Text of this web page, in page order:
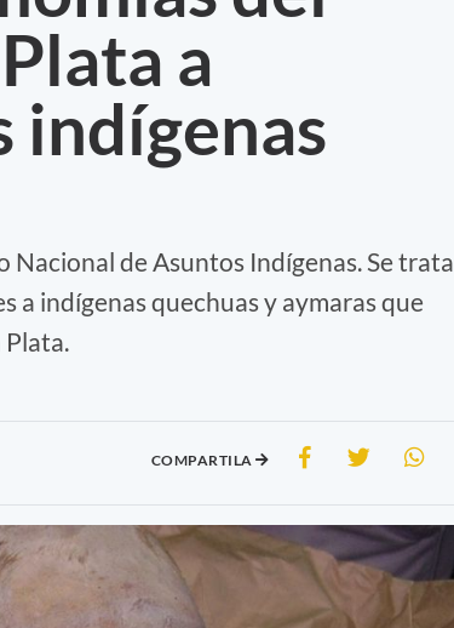
a
indígenas
de Asuntos Indígenas. Se trata
a indígenas quechuas y aymaras que
Plata.
COMPARTILA